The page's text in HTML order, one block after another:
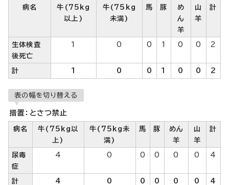
病名
牛(75kg
以上)
牛(75kg
未満)
馬 豚
め
ん
羊
山
羊
計
生体検査
後死亡
1 0 0 1 0 0 2
計 1 0 0 1 0 0 2
表の幅を切り替える
措置：とさつ禁止
病名
牛(75kg以
上)
牛(75kg未
満)
馬 豚
めん
羊
山
羊
計
尿毒
症
4 0 0 0 0 0 4
計 4 0 0 0 0 0 4